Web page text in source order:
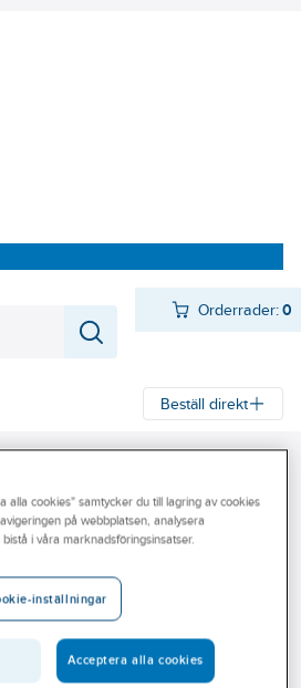
Orderrader:0
Beställ direkt
Kabelskydd Skarvmuffar
elnätsmaterial till dina uppdrag. Här
för säker, smidig och professionell
alla cookies" samtycker du till lagring av cookies
på webbplatsen, analysera
i våra marknadsföringsinsatser.
inställningar
Acceptera alla cookies